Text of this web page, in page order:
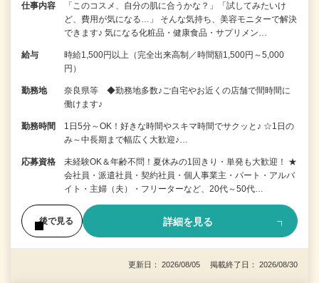
仕事内容
「このコスメ、自分の肌に合うかな？」「試してみたいけ
ど、費用が気になる…」 そんな気持ち、美容モニターで解決
できます♪ 気になる化粧品・健康食品・サプリメン…
給与
時給1,500円以上（完全出来高制／時間額1,500円～5,000
円）
勤務地
奈良県等 ◆勤務地多数♪ご自宅やお近くの店舗で間時間に
働けます♪
勤務時間
1日5分～OK！好きな時間やスキマ時間でサクッと♪ ☆1日の
み～中長期まで幅広く大歓迎♪…
応募資格
未経験OK＆年齢不問！夏休みの1回きり・単発も大歓迎！ ★
会社員・派遣社員・契約社員・個人事業主・パート・アルバ
イト・主婦（夫）・フリーターなど、20代～50代…
後で見る 詳細を見る
更新日： 2026/08/05 掲載終了日： 2026/08/30